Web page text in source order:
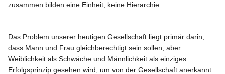
zusammen bilden eine Einheit, keine Hierarchie.
Das Problem unserer heutigen Gesellschaft liegt primär darin,
dass Mann und Frau gleichberechtigt sein sollen, aber
Weiblichkeit als Schwäche und Männlichkeit als einziges
Erfolgsprinzip gesehen wird, um von der Gesellschaft anerkannt